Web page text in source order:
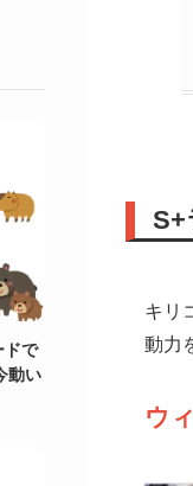
S+
キリ
動力
ウ
ドで
動い